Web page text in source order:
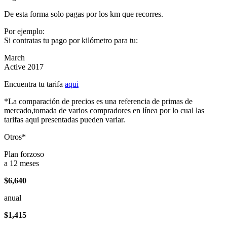
De esta forma solo pagas por los km que recorres.
Por ejemplo:
Si contratas tu pago por kilómetro para tu:
March
Active 2017
Encuentra tu tarifa aqui
*La comparación de precios es una referencia de primas de
mercado,tomada de varios compradores en línea por lo cual las
tarifas aqui presentadas pueden variar.
Otros*
Plan forzoso
a 12 meses
$6,640
anual
$1,415